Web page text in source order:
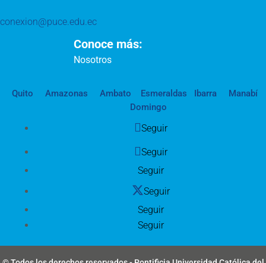
conexion@puce.edu.ec
Conoce más:
Nosotros
Quito Amazonas Ambato Esmeraldas Ibarra
Manabí
Domingo
Seguir
Seguir
Seguir
Seguir
Seguir
Seguir